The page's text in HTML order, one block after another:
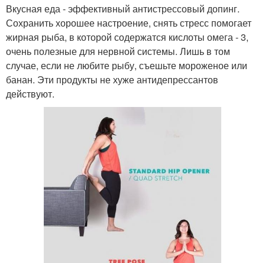
Вкусная еда - эффективный антистрессовый допинг.
Сохранить хорошее настроение, снять стресс помогает
жирная рыба, в которой содержатся кислоты омега - 3,
очень полезные для нервной системы. Лишь в том
случае, если не любите рыбу, съешьте мороженое или
банан. Эти продукты не хуже антидепрессантов
действуют.